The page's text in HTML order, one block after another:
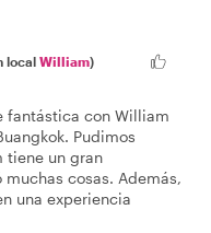
local William)
fantástica con William
Pudimos
tiene un gran
cosas. Además,
una experiencia